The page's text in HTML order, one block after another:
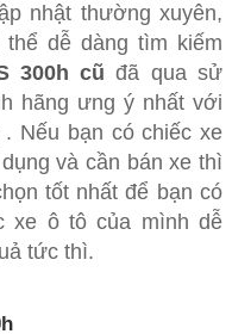
nhật thường xuyên,
dễ dàng tìm kiếm
300h cũ đã qua sử
hãng ưng ý nhất với
Nếu bạn có chiếc xe
và cần bán xe thì
tốt nhất để bạn có
xe ô tô của mình dễ
tức thì.